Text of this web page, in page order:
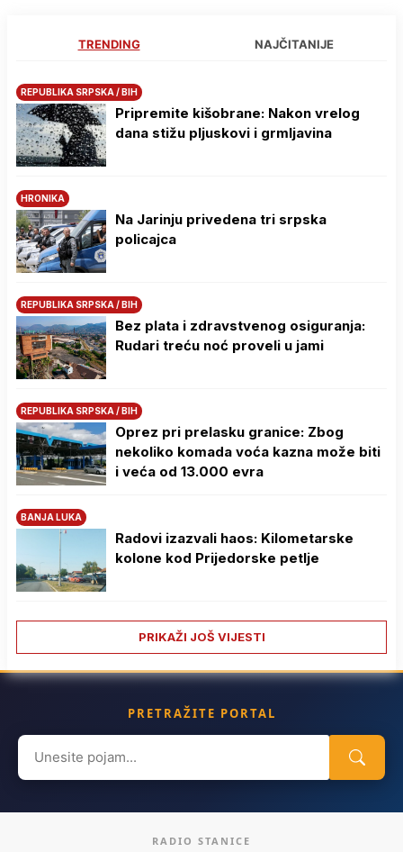
TRENDING NAJČITANIJE
REPUBLIKA SRPSKA / BIH
Pripremite kišobrane: Nakon vrelog
dana stižu pljuskovi i grmljavina
HRONIKA
Na Јarinju privedena tri srpska
policajca
REPUBLIKA SRPSKA / BIH
Bez plata i zdravstvenog osiguranja:
Rudari treću noć proveli u jami
REPUBLIKA SRPSKA / BIH
Oprez pri prelasku granice: Zbog
nekoliko komada voća kazna može biti
i veća od 13.000 evra
BANJA LUKA
Radovi izazvali haos: Kilometarske
kolone kod Prijedorske petlje
PRIKAŽI JOŠ VIJESTI
PRETRAŽITE PORTAL
Search
for:
RADIO STANICE